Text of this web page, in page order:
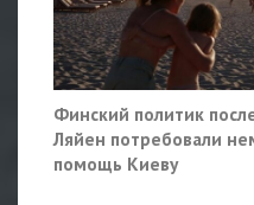
Финский политик
Ляйен потребовали
помощь Киеву